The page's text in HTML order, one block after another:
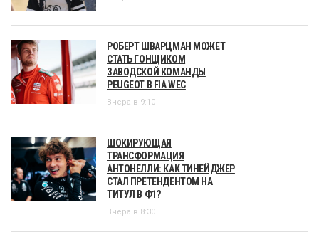
РОБЕРТ ШВАРЦМАН МОЖЕТ
СТАТЬ ГОНЩИКОМ
ЗАВОДСКОЙ КОМАНДЫ
PEUGEOT В FIA WEC
Вчера в 9:10
ШОКИРУЮЩАЯ
ТРАНСФОРМАЦИЯ
АНТОНЕЛЛИ: КАК ТИНЕЙДЖЕР
СТАЛ ПРЕТЕНДЕНТОМ НА
ТИТУЛ В Ф1?
Вчера в 8:30